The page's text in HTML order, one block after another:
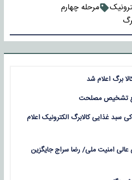
مرحله چهارم
برگ اعلام شد
تشخیص مصلحت
فرد از ۱۱ خوراکی سبد غذایی کالابرگ الکترونیک اعلام
عالی امنیت ملی/ رضا سراج جایگزین